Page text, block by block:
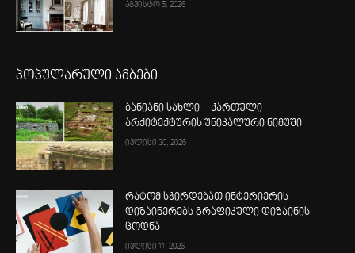
აგვისტო 5, 2026
პოპულარული ამბები
ბანიანი სახლი – ქართული
არქიტექტურის უნიკალური ნიმუში
ივლისი 30, 2026
რატომ სჭირდებათ ინტერიერის
დიზაინერებს გრაფიკული დიზაინის
ცოდნა
ივლისი 11, 2026